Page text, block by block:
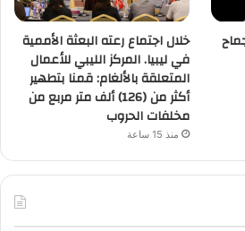
خلال اجتماع رعته البعثة الأممية
في ليبيا. المركز الليبي للأعمال
المتعلقة بالألغام: قمنا بتطهير
أكثر من (126) ألف متر مربع من
مخلفات الحروب
منذ 15 ساعة